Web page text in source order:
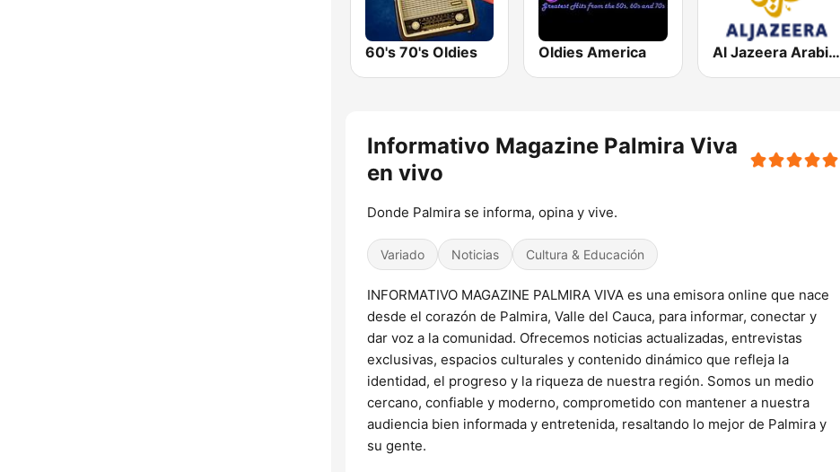
60's 70's Oldies Oldies America Al Jazeera Arabic (قناة الجزيرة)
Informativo Magazine Palmira Viva
en vivo
Donde Palmira se informa, opina y vive.
Variado Noticias Cultura & Educación
INFORMATIVO MAGAZINE PALMIRA VIVA es una emisora online que nace
desde el corazón de Palmira, Valle del Cauca, para informar, conectar y
dar voz a la comunidad. Ofrecemos noticias actualizadas, entrevistas
exclusivas, espacios culturales y contenido dinámico que refleja la
identidad, el progreso y la riqueza de nuestra región. Somos un medio
cercano, confiable y moderno, comprometido con mantener a nuestra
audiencia bien informada y entretenida, resaltando lo mejor de Palmira y
su gente.